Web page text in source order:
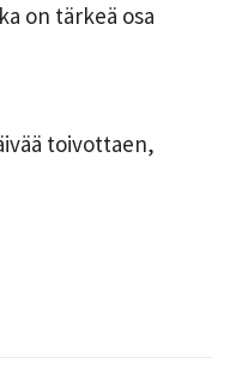
on tärkeä osa
toivottaen,